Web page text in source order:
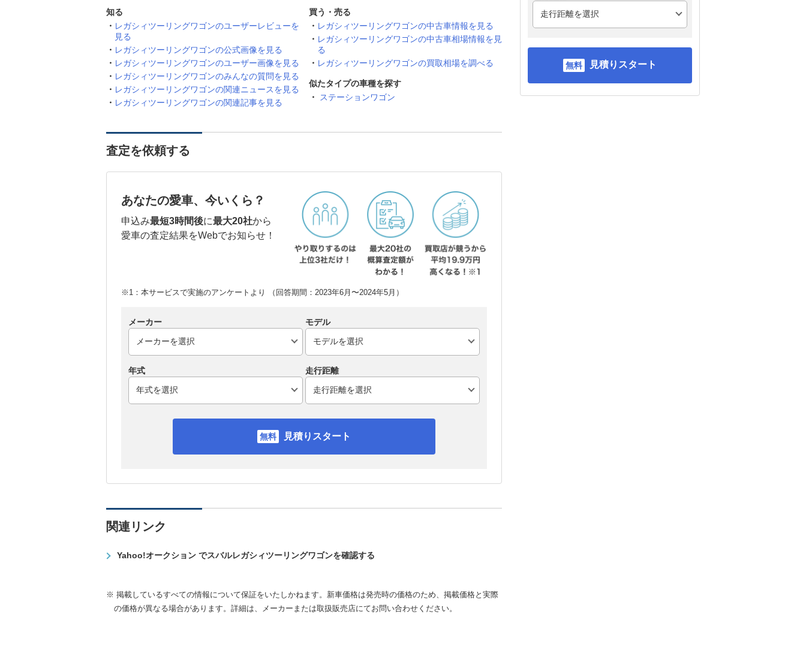
知る
レガシィツーリングワゴンのユーザーレビューを
見る
レガシィツーリングワゴンの公式画像を見る
レガシィツーリングワゴンのユーザー画像を見る
レガシィツーリングワゴンのみんなの質問を見る
レガシィツーリングワゴンの関連ニュースを見る
レガシィツーリングワゴンの関連記事を見る
買う・売る
レガシィツーリングワゴンの中古車情報を見る
レガシィツーリングワゴンの中古車相場情報を見
る
レガシィツーリングワゴンの買取相場を調べる
似たタイプの車種を探す
ステーションワゴン
査定を依頼する
あなたの愛車、今いくら？
申込み最短3時間後に最大20社から
愛車の査定結果をWebでお知らせ！
※1：本サービスで実施のアンケートより （回答期間：2023年6月〜2024年5月）
メーカー モデル
年式 走行距離
見積りスタート
関連リンク
Yahoo!オークション でスバルレガシィツーリングワゴンを確認する
※ 掲載しているすべての情報について保証をいたしかねます。新車価格は発売時の価格のため、掲載価格と実際
の価格が異なる場合があります。詳細は、メーカーまたは取扱販売店にてお問い合わせください。
見積りスタート